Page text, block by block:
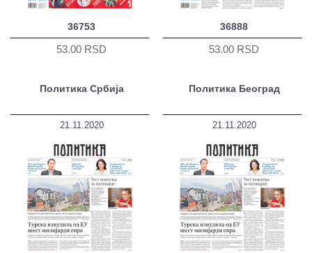
36753
53.00 RSD
36888
53.00 RSD
Политика Србија
21.11.2020
Политика Београд
21.11.2020